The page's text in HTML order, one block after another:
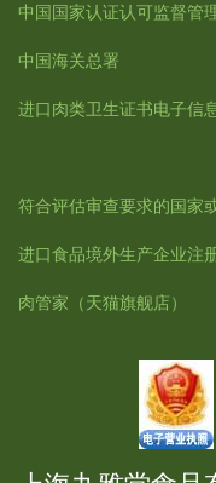
中国国家认证认可监督管
中国海关总署
进口肉类卫生证书电子信
符合评估审查要求的国家
进口食品境外生产企业注
肉管家 （天猫旗舰店）